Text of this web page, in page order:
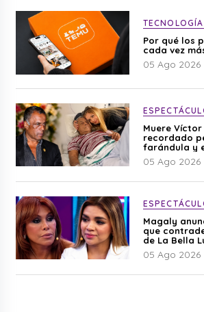
TECNOLOGÍA
Por qué los
cada vez
05 Ago 2026
Muere
recordado
farándula y
Cherres
05 Ago 2026
Magaly
que
de La Bella
05 Ago 2026